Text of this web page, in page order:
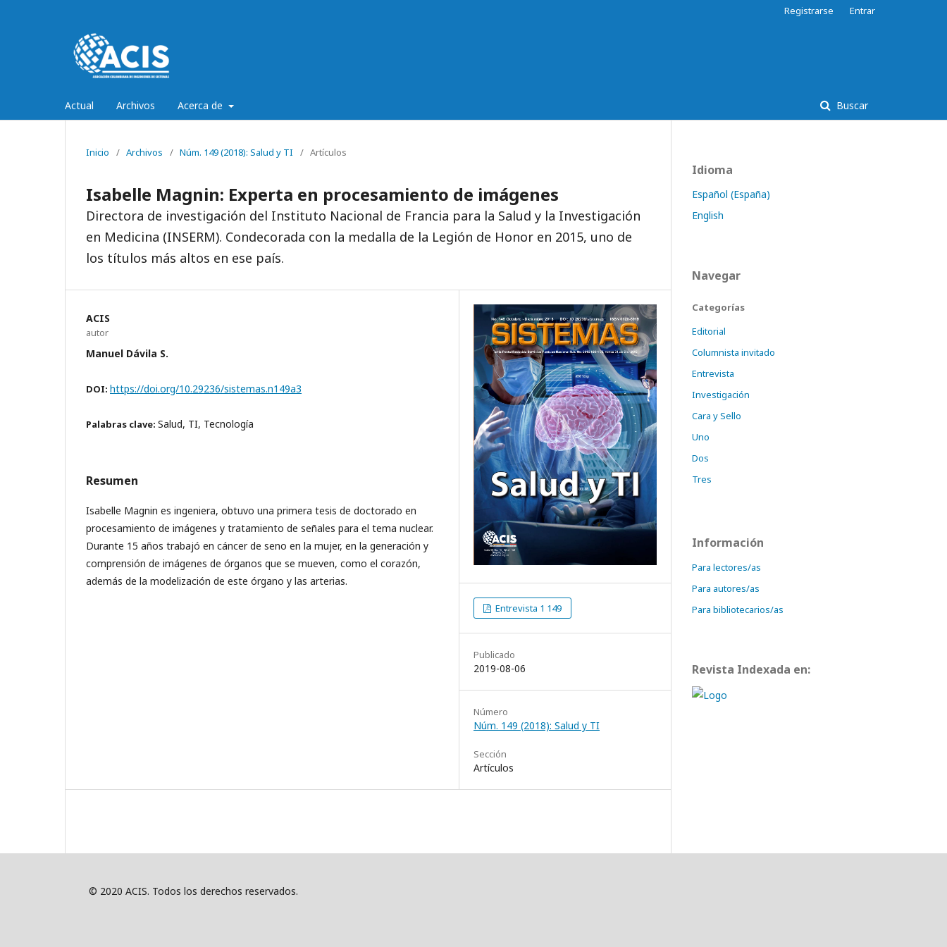
Actual Archivos Acerca de Buscar
Registrarse Entrar
Inicio / Archivos / Núm. 149 (2018): Salud y TI / Artículos
Isabelle Magnin: Experta en procesamiento de imágenes
Directora de investigación del Instituto Nacional de Francia para la Salud y la Investigación
en Medicina (INSERM). Condecorada con la medalla de la Legión de Honor en 2015, uno de
los títulos más altos en ese país.
ACIS
autor
Manuel Dávila S.
DOI: https://doi.org/10.29236/sistemas.n149a3
Palabras clave: Salud, TI, Tecnología
Resumen
Isabelle Magnin es ingeniera, obtuvo una primera tesis de doctorado en
procesamiento de imágenes y tratamiento de señales para el tema nuclear.
Durante 15 años trabajó en cáncer de seno en la mujer, en la generación y
comprensión de imágenes de órganos que se mueven, como el corazón,
además de la modelización de este órgano y las arterias.
Entrevista 1 149
Publicado
2019-08-06
Número
Núm. 149 (2018): Salud y TI
Sección
Artículos
Idioma
Español (España)
English
Navegar
Categorías
Editorial
Columnista invitado
Entrevista
Investigación
Cara y Sello
Uno
Dos
Tres
Información
Para lectores/as
Para autores/as
Para bibliotecarios/as
Revista Indexada en:
© 2020 ACIS. Todos los derechos reservados.